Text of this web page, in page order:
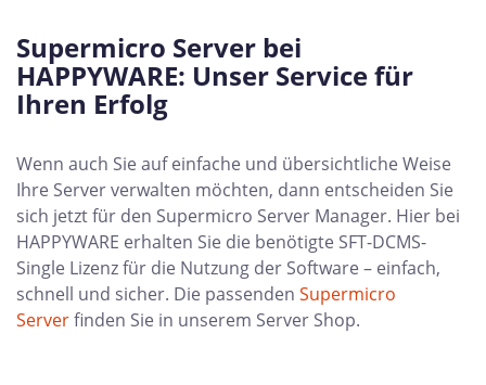
Supermicro Server bei
HAPPYWARE: Unser Service für
Ihren Erfolg
Wenn auch Sie auf einfache und übersichtliche Weise
Ihre Server verwalten möchten, dann entscheiden Sie
sich jetzt für den Supermicro Server Manager. Hier bei
HAPPYWARE erhalten Sie die benötigte SFT-DCMS-
Single Lizenz für die Nutzung der Software – einfach,
schnell und sicher. Die passenden Supermicro
Serverfinden Sie in unserem Server Shop.